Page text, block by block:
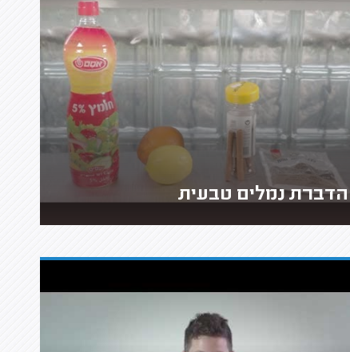
הדברת נמלים טבעית